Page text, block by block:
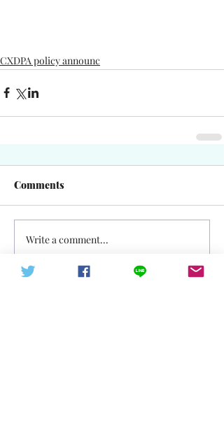
CXDPA policy announc
Comments
Write a comment...